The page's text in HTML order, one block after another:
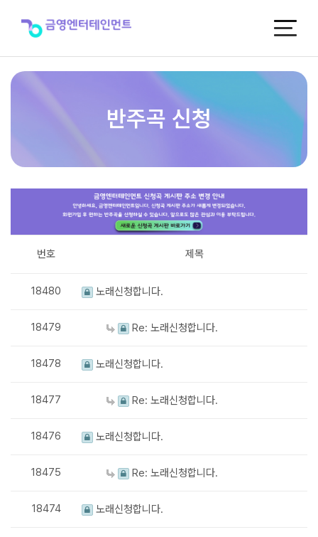
반주곡 신청
번호 제목
18480 노래신청합니다.
18479 Re: 노래신청합니다.
18478 노래신청합니다.
18477 Re: 노래신청합니다.
18476 노래신청합니다.
18475 Re: 노래신청합니다.
18474 노래신청합니다.